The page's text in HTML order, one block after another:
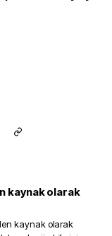
kaynak olarak
kaynak olarak